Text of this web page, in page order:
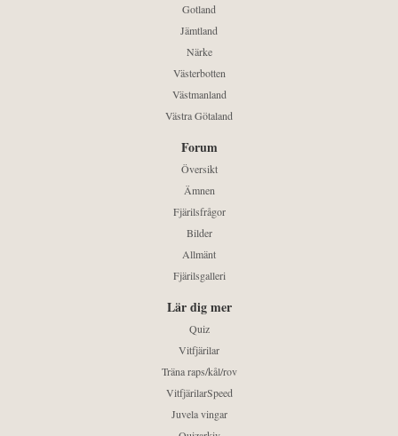
Gotland
Jämtland
Närke
Västerbotten
Västmanland
Västra Götaland
Forum
Översikt
Ämnen
Fjärilsfrågor
Bilder
Allmänt
Fjärilsgalleri
Lär dig mer
Quiz
Vitfjärilar
Träna raps/kål/rov
VitfjärilarSpeed
Juvela vingar